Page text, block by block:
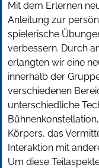
Mit dem Erlernen
Anleitung zur
spielerische
verbessern. Durch
erlangten wir eine
innerhalb der
verschiedenen
unterschiedliche
Körpers, das
Interaktion mit
Um diese